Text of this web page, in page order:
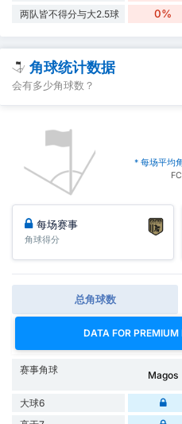
两队皆不得分与大2.5球 0%
角球统计数据
会有多少角球数？
* 每场平均
每场赛事
角球得分
总角球数
DATA FOR PREMIUM
赛事角球 Magos
大球6